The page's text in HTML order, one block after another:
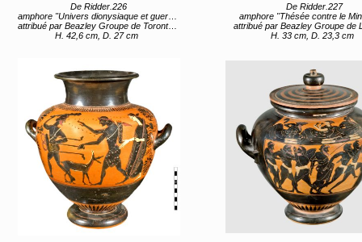
De Ridder.226
amphore "Univers dionysiaque et guerrier"
attribué par Beazley Groupe de Toronto 305 (attribué) Grèce, Sterea Hellas Evoia, Attique (lieu de création) entre 530 av JC et 510 av JC
H. 42,6 cm, D. 27 cm
De Ridder.227
amphore "Thésée contre le
attribué par Beazley Groupe de Londres B339 (attribué) Peintre de Lysippidès (proche de) Grèce, Sterea Hellas Evoia, Attique (lieu
H. 33 cm, D. 23,3 cm